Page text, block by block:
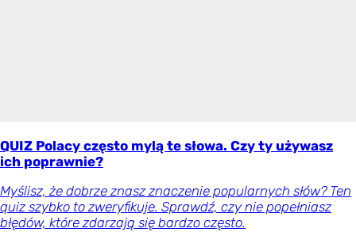
QUIZ Polacy często mylą te słowa. Czy ty używasz
ich poprawnie?
Myślisz, że dobrze znasz znaczenie popularnych słów? Ten
quiz szybko to zweryfikuje. Sprawdź, czy nie popełniasz
błędów, które zdarzają się bardzo często.